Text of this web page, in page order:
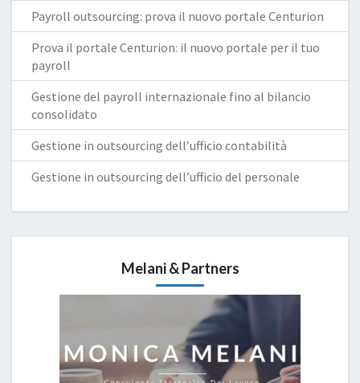
Payroll outsourcing: prova il nuovo portale Centurion
Prova il portale Centurion: il nuovo portale per il tuo
payroll
Gestione del payroll internazionale fino al bilancio
consolidato
Gestione in outsourcing dell’ufficio contabilità
Gestione in outsourcing dell’ufficio del personale
Melani & Partners